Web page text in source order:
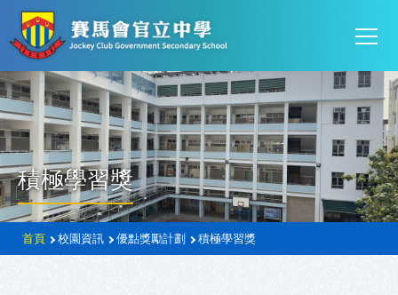
移至主內容
積極學習獎
導
首頁 校園資訊 優點獎勵計劃 積極學習獎